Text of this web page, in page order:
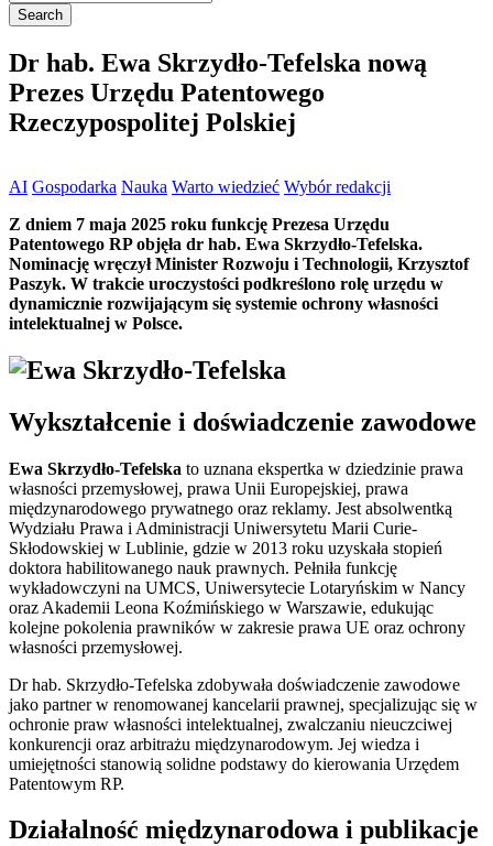
Dr hab. Ewa Skrzydło-Tefelska nową
Prezes Urzędu Patentowego
Rzeczypospolitej Polskiej
AI Gospodarka Nauka Warto wiedzieć Wybór redakcji
Z dniem 7 maja 2025 roku funkcję Prezesa Urzędu
Patentowego RP objęła dr hab. Ewa Skrzydło-Tefelska.
Nominację wręczył Minister Rozwoju i Technologii, Krzysztof
Paszyk. W trakcie uroczystości podkreślono rolę urzędu w
dynamicznie rozwijającym się systemie ochrony własności
intelektualnej w Polsce.
Wykształcenie i doświadczenie zawodowe
Ewa Skrzydło-Tefelska to uznana ekspertka w dziedzinie prawa
własności przemysłowej, prawa Unii Europejskiej, prawa
międzynarodowego prywatnego oraz reklamy. Jest absolwentką
Wydziału Prawa i Administracji Uniwersytetu Marii Curie-
Skłodowskiej w Lublinie, gdzie w 2013 roku uzyskała stopień
doktora habilitowanego nauk prawnych. Pełniła funkcję
wykładowczyni na UMCS, Uniwersytecie Lotaryńskim w Nancy
oraz Akademii Leona Koźmińskiego w Warszawie, edukując
kolejne pokolenia prawników w zakresie prawa UE oraz ochrony
własności przemysłowej.
Dr hab. Skrzydło-Tefelska zdobywała doświadczenie zawodowe
jako partner w renomowanej kancelarii prawnej, specjalizując się w
ochronie praw własności intelektualnej, zwalczaniu nieuczciwej
konkurencji oraz arbitrażu międzynarodowym. Jej wiedza i
umiejętności stanowią solidne podstawy do kierowania Urzędem
Patentowym RP.
Działalność międzynarodowa i publikacje